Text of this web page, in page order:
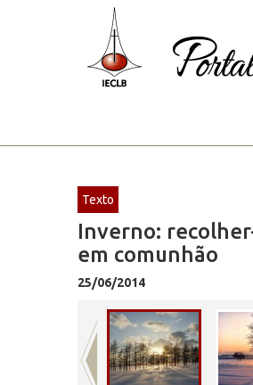
Texto
Inverno:
em comunhão
25/06/2014